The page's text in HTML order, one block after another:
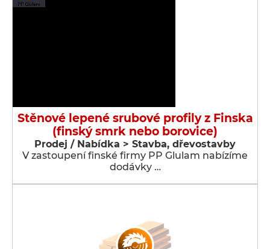
Stěnové lepené srubové profily z Finska
(finský smrk nebo borovice)
Prodej / Nabídka > Stavba, dřevostavby
V zastoupení finské firmy PP Glulam nabízíme
dodávky …